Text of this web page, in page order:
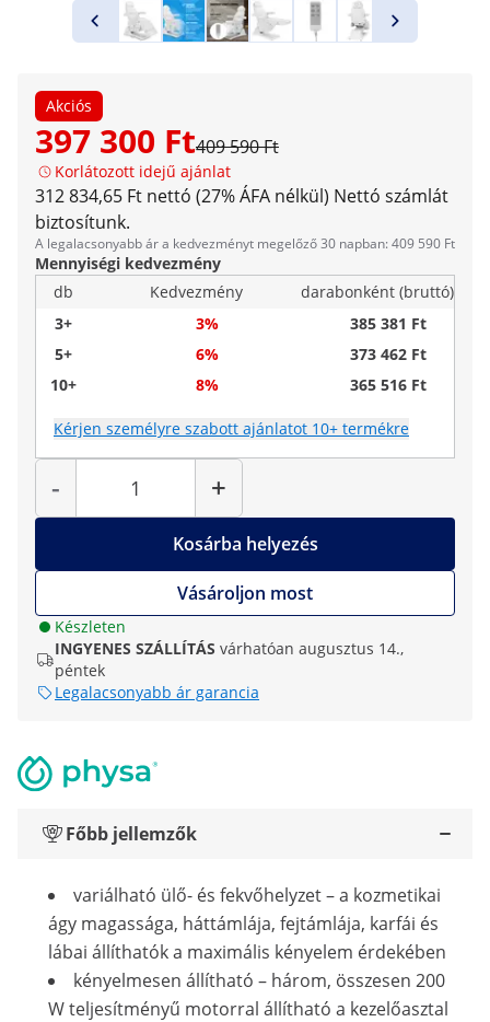
Akciós
397 300 Ft409 590 Ft
Korlátozott idejű ajánlat
312 834,65 Ft nettó (27% ÁFA nélkül) Nettó számlát
biztosítunk.
A legalacsonyabb ár a kedvezményt megelőző 30 napban: 409 590 Ft
Mennyiségi kedvezmény
db
Kedvezmény
darabonként (bruttó)
3+
3%
385 381 Ft
5+
6%
373 462 Ft
10+
8% 365 516 Ft
Kérjen személyre szabott ajánlatot 10+ termékre
-
Mennyiség
+
Kosárba helyezés
Vásároljon most
Készleten
INGYENES SZÁLLÍTÁS várhatóan augusztus 14.,
péntek
Legalacsonyabb ár garancia
Főbb jellemzők
variálható ülő- és fekvőhelyzet – a kozmetikai
ágy magassága, háttámlája, fejtámlája, karfái és
lábai állíthatók a maximális kényelem érdekében
kényelmesen állítható – három, összesen 200
W teljesítményű motorral állítható a kezelőasztal